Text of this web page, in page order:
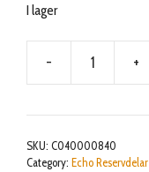
I lager
- +
SKU: C040000840
Category: Echo Reservdelar